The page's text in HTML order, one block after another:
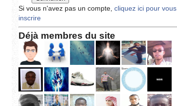
Si vous n'avez pas un compte, cliquez ici pour vous
inscrire
Déjà membres du site